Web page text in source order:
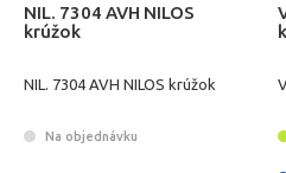
NIL. 7304 AVH NILOS
krúžok
NIL. 7304 AVH NILOS krúžok
Na objednávku